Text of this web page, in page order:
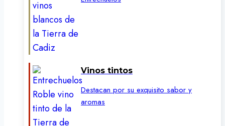
Vinos tintos
Destacan por su exquisito sabor y
aromas